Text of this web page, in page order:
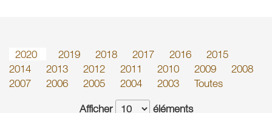
2020 2019 2018 2017 2016
2015
2014
2013 2012 2011 2010 2009
2008
2007
2006 2005 2004 2003
Toutes
Afficher
éléments